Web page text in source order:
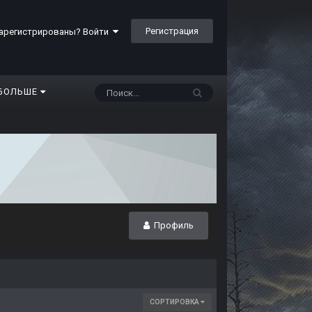
Войти Регистрация
Профиль
СОРТИРОВКА